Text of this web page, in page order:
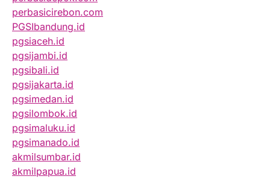
perbasicirebon.com
PGSIbandung.id
pgsiaceh.id
pgsijambi.id
pgsibali.id
pgsijakarta.id
pgsimedan.id
pgsilombok.id
pgsimaluku.id
pgsimanado.id
akmilsumbar.id
akmilpapua.id